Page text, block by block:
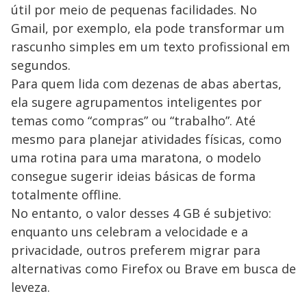
útil por meio de pequenas facilidades. No
Gmail, por exemplo, ela pode transformar um
rascunho simples em um texto profissional em
segundos.
Para quem lida com dezenas de abas abertas,
ela sugere agrupamentos inteligentes por
temas como “compras” ou “trabalho”. Até
mesmo para planejar atividades físicas, como
uma rotina para uma maratona, o modelo
consegue sugerir ideias básicas de forma
totalmente offline.
No entanto, o valor desses 4 GB é subjetivo:
enquanto uns celebram a velocidade e a
privacidade, outros preferem migrar para
alternativas como Firefox ou Brave em busca de
leveza.